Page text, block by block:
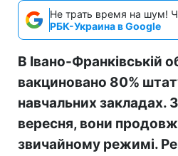
Не трать время на шум!
РБК-Украина в Google
В Івано-Франківській
вакциновано 80%
навчальних закладах.
вересня, вони
звичайному режимі.